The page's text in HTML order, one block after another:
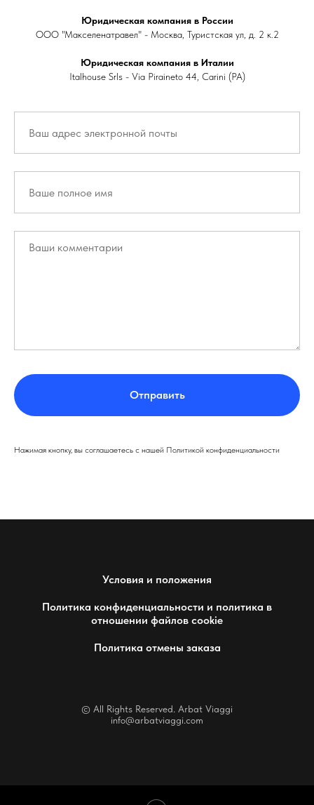
Юридическая компания в России
ООО "Макселенатравел" - Москва, Туристская ул, д. 2 к.2
Юридическая компания в Италии
Italhouse Srls - Via Piraineto 44, Carini (PA)
Отправить
Нажимая кнопку, вы соглашаетесь с нашей Политикой конфиденциальности
Условия и положения
Политика конфиденциальности и политика в
отношении файлов cookie
Политика отмены заказа
© All Rights Reserved. Arbat Viaggi
info@arbatviaggi.com